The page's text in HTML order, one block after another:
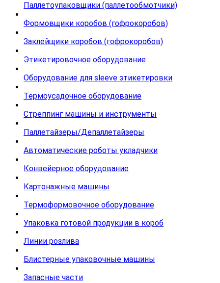
Паллетоупаковщики (паллетообмотчики)
Формовщики коробов (гофрокоробов)
Заклейщики коробов (гофрокоробов)
Этикетировочное оборудование
Оборудование для sleeve этикетировки
Термоусадочное оборудование
Стреппинг машины и инструменты
Паллетайзеры/Депаллетайзеры
Автоматические роботы укладчики
Конвейерное оборудование
Картонажные машины
Термоформовочное оборудование
Упаковка готовой продукции в короб
Линии розлива
Блистерные упаковочные машины
Запасные части